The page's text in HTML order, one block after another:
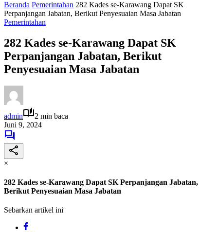
Beranda Pemerintahan 282 Kades se-Karawang Dapat SK
Perpanjangan Jabatan, Berikut Penyesuaian Masa Jabatan
Pemerintahan
282 Kades se-Karawang Dapat SK
Perpanjangan Jabatan, Berikut
Penyesuaian Masa Jabatan
admin
2 min baca
Juni 9, 2024
×
282 Kades se-Karawang Dapat SK Perpanjangan Jabatan,
Berikut Penyesuaian Masa Jabatan
Sebarkan artikel ini